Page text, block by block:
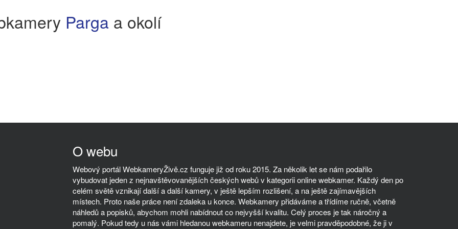
Parga a okolí
O webu
Webový portál WebkameryŽivě.cz funguje již od roku 2015. Za několik let se nám podařilo
vybudovat jeden z nejnavštěvovanějších českých webů v kategorii online webkamer. Každý den po
celém světě vznikají další a další kamery, v ještě lepším rozlišení, a na ještě zajímavějších
místech. Proto naše práce není zdaleka u konce. Webkamery přidáváme a třídíme ručně, včetně
náhledů a popisků, abychom mohli nabídnout co nejvyšší kvalitu. Celý proces je tak náročný a
pomalý. Pokud tedy u nás vámi hledanou webkameru nenajdete, je velmi pravděpodobné, že ji v